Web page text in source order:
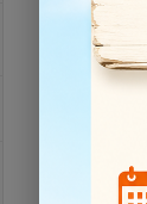
Akce